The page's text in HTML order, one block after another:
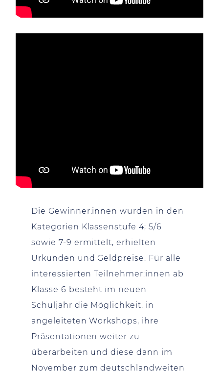
Die Gewinner:innen wurden in den
Kategorien Klassenstufe 4; 5/6
sowie 7-9 ermittelt, erhielten
Urkunden und Geldpreise. Für alle
interessierten Teilnehmer:innen ab
Klasse 6 besteht im neuen
Schuljahr die Möglichkeit, in
angeleiteten Workshops, ihre
Präsentationen weiter zu
überarbeiten und diese dann im
November zum deutschlandweiten